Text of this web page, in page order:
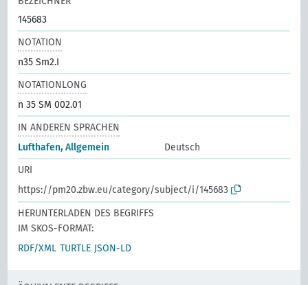
145683
NOTATION
n35 Sm2.I
NOTATIONLONG
n 35 SM 002.01
IN ANDEREN SPRACHEN
Lufthafen, Allgemein
Deutsch
URI
https://pm20.zbw.eu/category/subject/i/145683
HERUNTERLADEN DES BEGRIFFS
IM SKOS-FORMAT:
RDF/XML TURTLE JSON-LD